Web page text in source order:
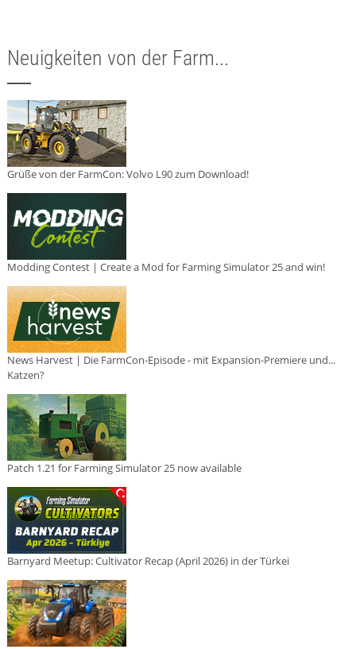
Neuigkeiten von der Farm...
Grüße von der FarmCon: Volvo L90 zum Download!
Modding Contest | Create a Mod for Farming Simulator 25 and win!
News Harvest | Die FarmCon-Episode - mit Expansion-Premiere und...
Katzen?
Patch 1.21 for Farming Simulator 25 now available
Barnyard Meetup: Cultivator Recap (April 2026) in der Türkei